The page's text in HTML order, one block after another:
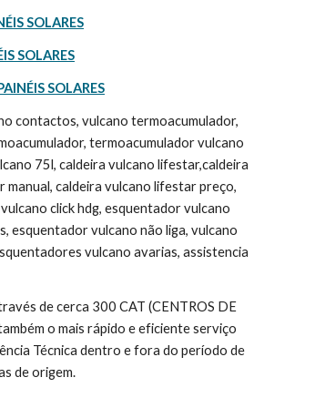
SOLARES
SOLARES
SOLARES
contactos, vulcano termoacumulador,
termoacumulador vulcano
75l, caldeira vulcano lifestar,caldeira
manual, caldeira vulcano lifestar preço,
click hdg, esquentador vulcano
esquentador vulcano não liga, vulcano
vulcano avarias, assistencia
de cerca 300 CAT (CENTROS DE
o mais rápido e eficiente serviço
Técnica dentro e fora do período de
de origem.